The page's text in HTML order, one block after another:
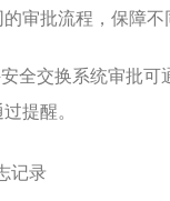
审批流程，保障不
全交换系统审批
提醒。
记录